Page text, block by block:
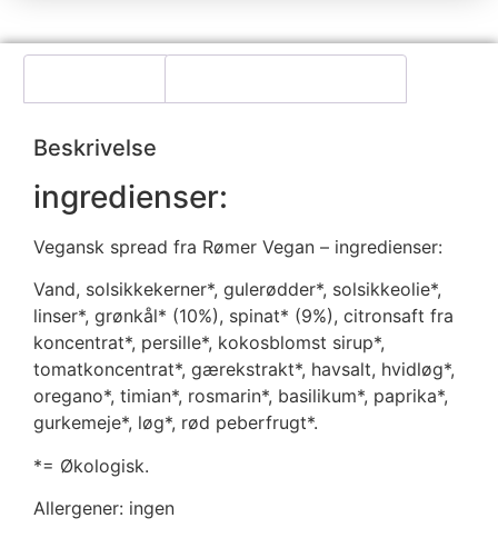
Beskrivelse
ingredienser:
Vegansk spread fra Rømer Vegan – ingredienser:
Vand, solsikkekerner*, gulerødder*, solsikkeolie*,
linser*, grønkål* (10%), spinat* (9%), citronsaft fra
koncentrat*, persille*, kokosblomst sirup*,
tomatkoncentrat*, gærekstrakt*, havsalt, hvidløg*,
oregano*, timian*, rosmarin*, basilikum*, paprika*,
gurkemeje*, løg*, rød peberfrugt*.
*= Økologisk.
Allergener: ingen